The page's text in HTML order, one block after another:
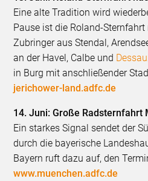
Eine alte Tradition wird
Pause ist die Roland-
Zubringer aus Stendal,
an der Havel, Calbe und Dessau
in Burg mit anschließender
jerichower-land.adfc.de
14. Juni: Große Radsternfahrt
Ein starkes Signal sendet der
durch die bayerische
Bayern ruft dazu auf, den
www.muenchen.adfc.de